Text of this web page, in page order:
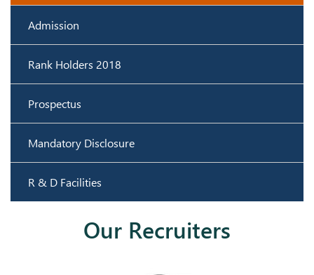
Admission
Rank Holders 2018
Prospectus
Mandatory Disclosure
R & D Facilities
Our Recruiters